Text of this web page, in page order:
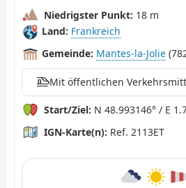
Niedrigster Punkt: 18 m
Land: Frankreich
Gemeinde: Mantes-la-Jolie
Mit öffentlichen
Start/Ziel: N 48.993146° / E
IGN-Karte(n): Ref. 2113ET